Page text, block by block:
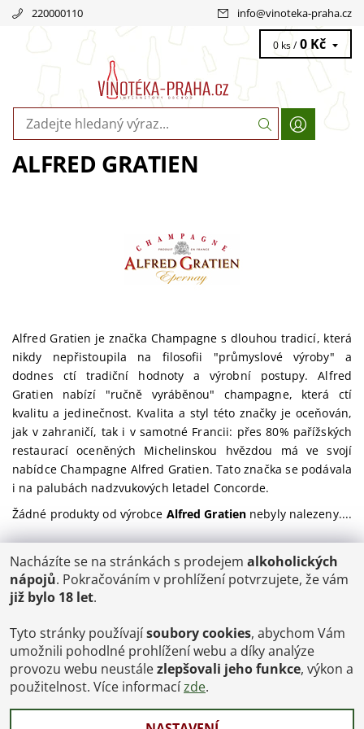
220000110 info@vinoteka-praha.cz
0 ks / 0 Kč
ALFRED GRATIEN
Alfred Gratien je značka Champagne s dlouhou tradicí, která
nikdy nepřistoupila na filosofii "průmyslové výroby" a
dodnes ctí tradiční hodnoty a výrobní postupy. Alfred
Gratien nabízí "ručně vyráběnou" champagne, která ctí
kvalitu a jedinečnost. Kvalita a styl této značky je oceňován,
jak v zahraničí, tak i v samotné Francii: přes 80% pařížských
restaurací oceněných Michelinskou hvězdou máve svojí
nabídce Champagne Alfred Gratien. Tato značka se podávala
i na palubách nadzvukových letadel Concorde.
Žádné produkty od výrobce Alfred Gratien nebyly nalezeny....
POŠTOVNÉ
ČR: od 95,-
SK: 350,-
€ = 24,00 CZK
Dopravy a Platby
Jsme internetový obchod, osobní odběr není možný.
Nacházíte se na stránkách s prodejem alkoholických
nápojů. Pokračováním v prohlížení potvrzujete, že vám
již bylo 18 let.
Tyto stránky používajísoubory cookies, abychom Vám
umožnili pohodlné prohlížení webu a díky analýze
provozu webu neustálezlepšovali jeho funkce, výkon a
použitelnost. Více informacízde.